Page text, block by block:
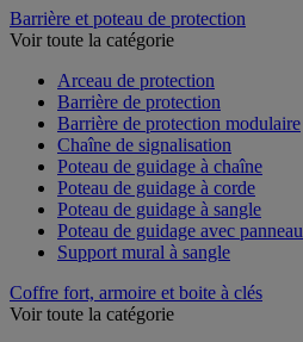
Barrière et poteau de protection
Voir toute la catégorie
Arceau de protection
Barrière de protection
Barrière de protection modulaire
Chaîne de signalisation
Poteau de guidage à chaîne
Poteau de guidage à corde
Poteau de guidage à sangle
Poteau de guidage avec panneau
Support mural à sangle
Coffre fort, armoire et boite à clés
Voir toute la catégorie